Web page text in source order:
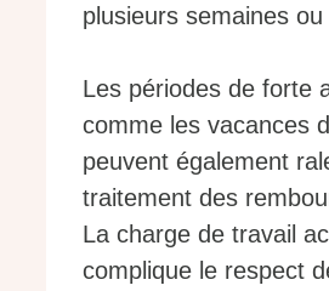
plusieurs semaines ou
Les périodes de forte
comme les vacances
peuvent également
traitement des
La charge de travail
complique le respect